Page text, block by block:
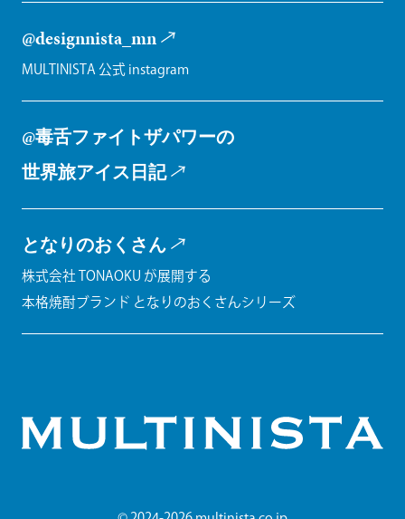
@designnista_mn
MULTINISTA 公式 instagram
@毒舌ファイトザパワーの
世界旅アイス日記
となりのおくさん
株式会社 TONAOKU が展開する
本格焼酎ブランド となりのおくさんシリーズ